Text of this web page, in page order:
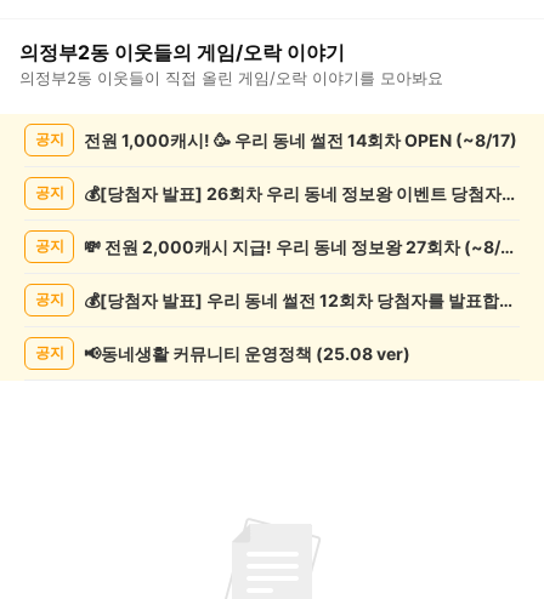
의정부2동 이웃들의 게임/오락이야기
의정부2동 이웃들이 직접 올린 게임/오락 이야기를 모아봐요
임/
글
공지 전원 1,000캐시! 🥳 우리 동네 썰전 14회차 OPEN (~8/17)
공지 💰[당첨자 발표] 26회차 우리 동네 정보왕 이벤트 당첨자를 발표합니다!
공지 💸 전원 2,000캐시 지급! 우리 동네 정보왕 27회차 (~8/10)
공지 💰[당첨자 발표] 우리 동네 썰전 12회차 당첨자를 발표합니다!
공지 📢동네생활 커뮤니티 운영정책 (25.08 ver)